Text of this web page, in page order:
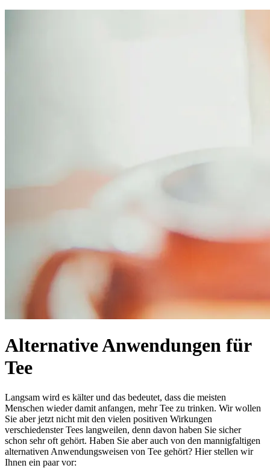
Alternative Anwendungen für
Tee
Langsam wird es kälter und das bedeutet, dass die meisten
Menschen wieder damit anfangen, mehr Tee zu trinken. Wir wollen
Sie aber jetzt nicht mit den vielen positiven Wirkungen
verschiedenster Tees langweilen, denn davon haben Sie sicher
schon sehr oft gehört. Haben Sie aber auch von den mannigfaltigen
alternativen Anwendungsweisen von Tee gehört? Hier stellen wir
Ihnen ein paar vor: